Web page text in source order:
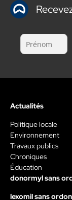
Actualités
Politique locale
Environnement
Travaux publics
Chroniques
Éducation
donormyl sans
lexomil sans